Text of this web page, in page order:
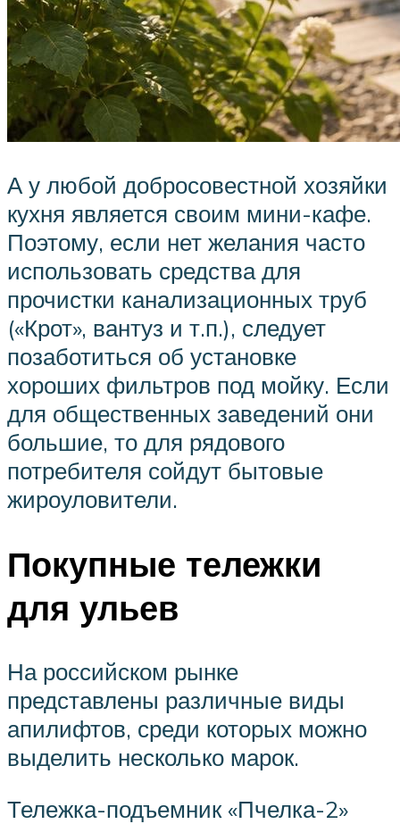
А у любой добросовестной хозяйки
кухня является своим мини-кафе.
Поэтому, если нет желания часто
использовать средства для
прочистки канализационных труб
(«Крот», вантуз и т.п.), следует
позаботиться об установке
хороших фильтров под мойку. Если
для общественных заведений они
большие, то для рядового
потребителя сойдут бытовые
жироуловители.
Покупные тележки
для ульев
На российском рынке
представлены различные виды
апилифтов, среди которых можно
выделить несколько марок.
Тележка-подъемник «Пчелка-2»